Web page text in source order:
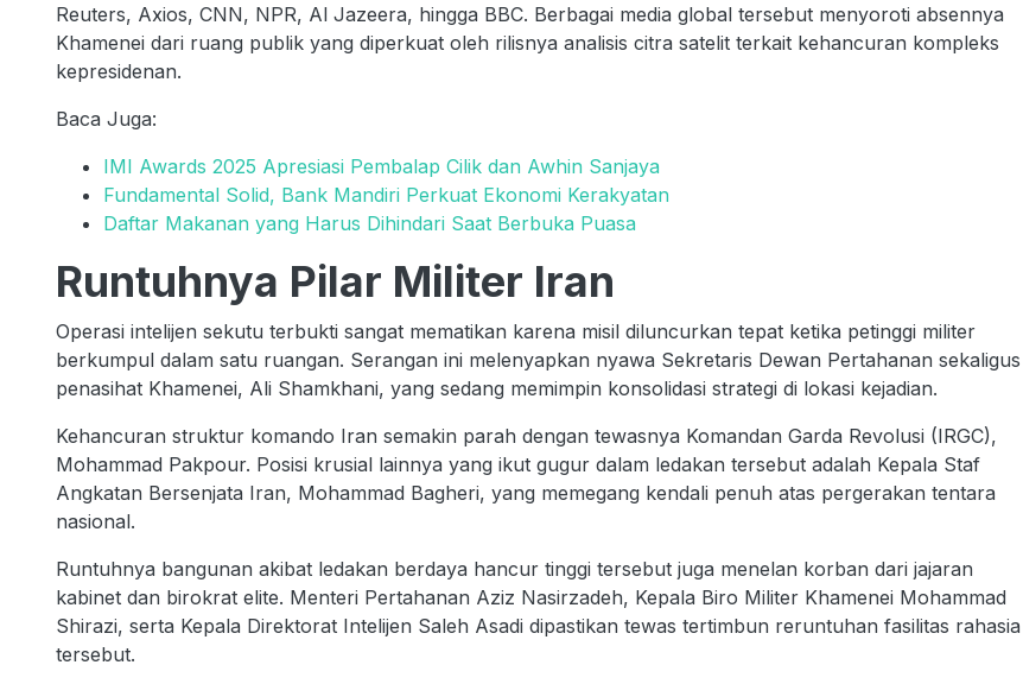
Reuters, Axios, CNN, NPR, Al Jazeera, hingga BBC. Berbagai media global tersebut menyoroti absennya
Khamenei dari ruang publik yang diperkuat oleh rilisnya analisis citra satelit terkait kehancuran kompleks
kepresidenan.
Baca Juga:
IMI Awards 2025 Apresiasi Pembalap Cilik dan Awhin Sanjaya
Fundamental Solid, Bank Mandiri Perkuat Ekonomi Kerakyatan
Daftar Makanan yang Harus Dihindari Saat Berbuka Puasa
Runtuhnya Pilar Militer Iran
Operasi intelijen sekutu terbukti sangat mematikan karena misil diluncurkan tepat ketika petinggi militer
berkumpul dalam satu ruangan. Serangan ini melenyapkan nyawa Sekretaris Dewan Pertahanan sekaligus
penasihat Khamenei, Ali Shamkhani, yang sedang memimpin konsolidasi strategi di lokasi kejadian.
Kehancuran struktur komando Iran semakin parah dengan tewasnya Komandan Garda Revolusi (IRGC),
Mohammad Pakpour. Posisi krusial lainnya yang ikut gugur dalam ledakan tersebut adalah Kepala Staf
Angkatan Bersenjata Iran, Mohammad Bagheri, yang memegang kendali penuh atas pergerakan tentara
nasional.
Runtuhnya bangunan akibat ledakan berdaya hancur tinggi tersebut juga menelan korban dari jajaran
kabinet dan birokrat elite. Menteri Pertahanan Aziz Nasirzadeh, Kepala Biro Militer Khamenei Mohammad
Shirazi, serta Kepala Direktorat Intelijen Saleh Asadi dipastikan tewas tertimbun reruntuhan fasilitas rahasia
tersebut.